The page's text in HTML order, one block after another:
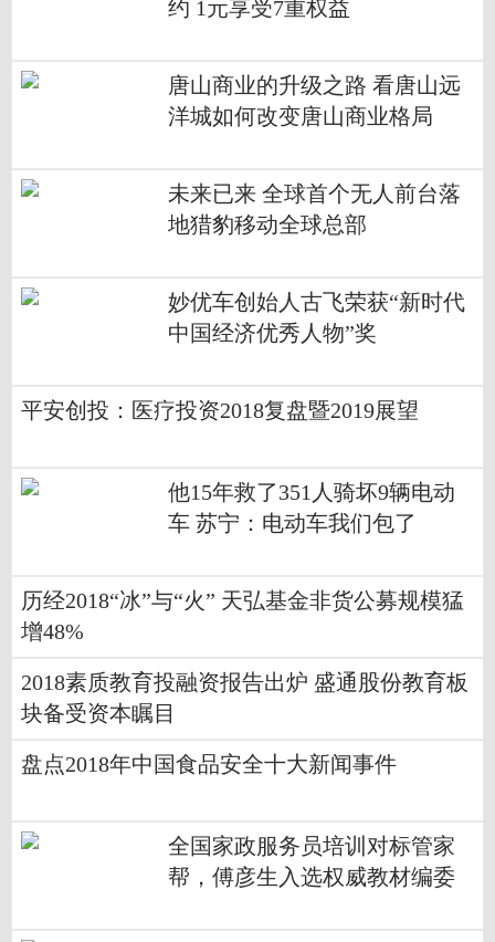
约 1元享受7重权益
唐山商业的升级之路 看唐山远
洋城如何改变唐山商业格局
未来已来 全球首个无人前台落
地猎豹移动全球总部
妙优车创始人古飞荣获“新时代
中国经济优秀人物”奖
平安创投：医疗投资2018复盘暨2019展望
他15年救了351人骑坏9辆电动
车 苏宁：电动车我们包了
历经2018“冰”与“火” 天弘基金非货公募规模猛
增48%
2018素质教育投融资报告出炉 盛通股份教育板
块备受资本瞩目
盘点2018年中国食品安全十大新闻事件
全国家政服务员培训对标管家
帮，傅彦生入选权威教材编委